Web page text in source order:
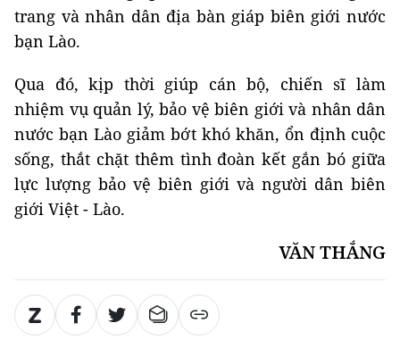
trang và nhân dân địa bàn giáp biên giới nước
bạn Lào.
Qua đó, kịp thời giúp cán bộ, chiến sĩ làm
nhiệm vụ quản lý, bảo vệ biên giới và nhân dân
nước bạn Lào giảm bớt khó khăn, ổn định cuộc
sống, thắt chặt thêm tình đoàn kết gắn bó giữa
lực lượng bảo vệ biên giới và người dân biên
giới Việt - Lào.
VĂN THẮNG